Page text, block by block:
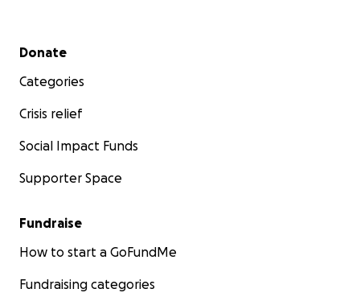
Secondary menu
Donate
Categories
Crisis relief
Social Impact Funds
Supporter Space
Fundraise
How to start a GoFundMe
Fundraising categories